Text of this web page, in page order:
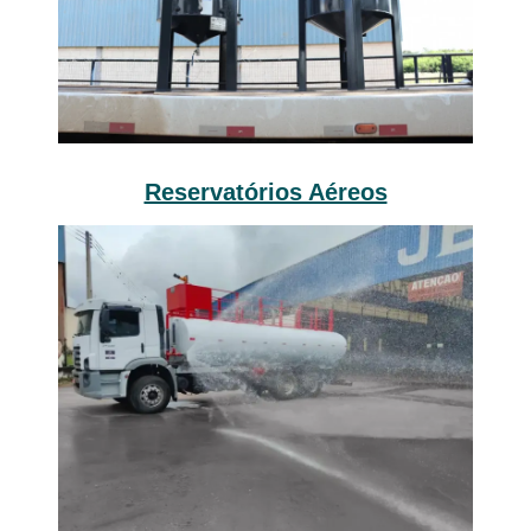
Reservatórios Aéreos